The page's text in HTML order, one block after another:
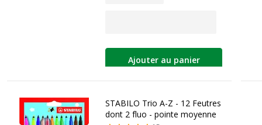
Ajouter au panier
STABILO Trio A-Z - 12 Feutres
dont 2 fluo - pointe moyenne